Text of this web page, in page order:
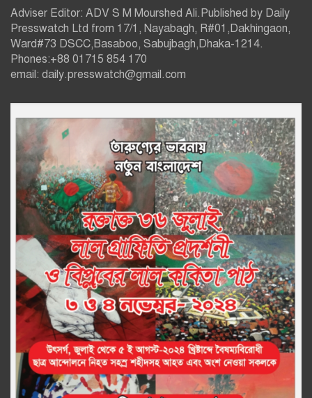
Adviser Editor: ADV S M Mourshed Ali.Published by Daily
Presswatch Ltd from 17/1, Nayabagh, R#01,Dakhingaon,
Ward#73 DSCC,Basaboo, Sabujbagh,Dhaka-1214.
Phones:+88 01715 854 170
email: daily.presswatch@gmail.com